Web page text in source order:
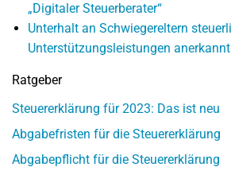
„Digitaler Steuerberater“
Unterhalt an Schwiegereltern
Unterstützungsleistungen
Ratgeber
Steuererklärung für 2023: Das ist neu
Abgabefristen für die Steuererklärung
Abgabepflicht für die Steuererklärung